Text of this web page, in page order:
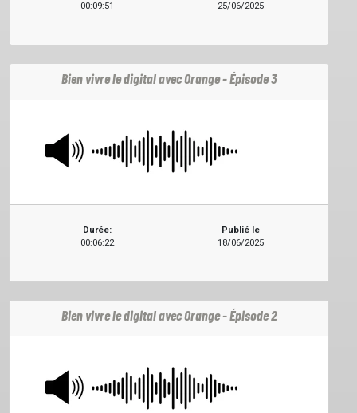
00:09:51
25/06/2025
Bien vivre le digital avec Orange - Épisode 3
Durée:
00:06:22
Publié le
18/06/2025
Bien vivre le digital avec Orange - Épisode 2